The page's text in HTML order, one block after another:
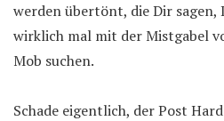
werden übertönt, die Dir sagen,
wirklich mal mit der Mistgabel
Mob suchen.
Schade eigentlich, der Post